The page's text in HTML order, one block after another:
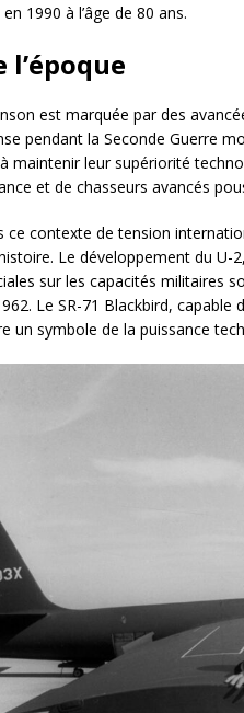
1990 à l’âge de 80 ans.
l’époque
est marquée par des
pendant la Seconde Guerre
maintenir leur supériorité
et de chasseurs avancés
ce contexte de tension
Le développement du
sur les capacités militaires
Le SR-71 Blackbird,
un symbole de la puissance